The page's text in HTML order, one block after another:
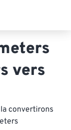
vers
convertirons